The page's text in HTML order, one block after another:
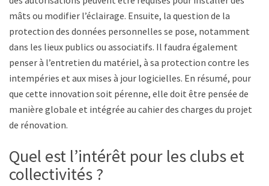
mâts ou modifier l’éclairage. Ensuite, la question de la
protection des données personnelles se pose, notamment
dans les lieux publics ou associatifs. Il faudra également
penser à l’entretien du matériel, à sa protection contre les
intempéries et aux mises à jour logicielles. En résumé, pour
que cette innovation soit pérenne, elle doit être pensée de
manière globale et intégrée au cahier des charges du projet
de rénovation.
Quel est l’intérêt pour les clubs et
collectivités ?